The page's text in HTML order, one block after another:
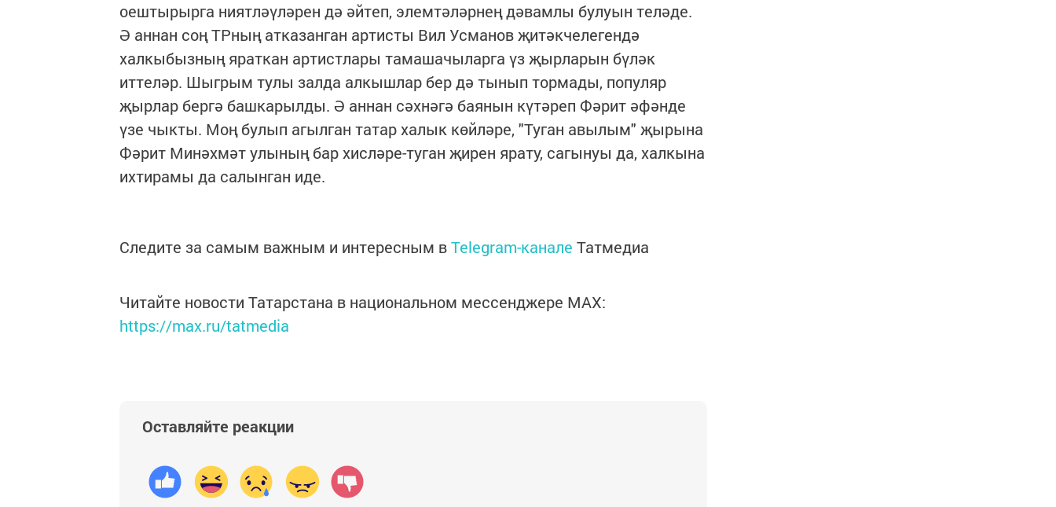
оештырырга ниятләүләрен дә әйтеп, элемтәләрнең дәвамлы булуын теләде.
Ә аннан соң ТРның атказанган артисты Вил Усманов җитәкчелегендә
халкыбызның яраткан артистлары тамашачыларга үз җырларын бүләк
иттеләр. Шыгрым тулы залда алкышлар бер дә тынып тормады, популяр
җырлар бергә башкарылды. Ә аннан сәхнәгә баянын күтәреп Фәрит әфәнде
үзе чыкты. Моң булып агылган татар халык көйләре, "Туган авылым" җырына
Фәрит Минәхмәт улының бар хисләре-туган җирен ярату, сагынуы да, халкына
ихтирамы да салынган иде.
Следите за самым важным и интересным вTelegram-канале Татмедиа
Читайте новости Татарстана в национальном мессенджере MАХ:
https://max.ru/tatmedia
Оставляйте реакции